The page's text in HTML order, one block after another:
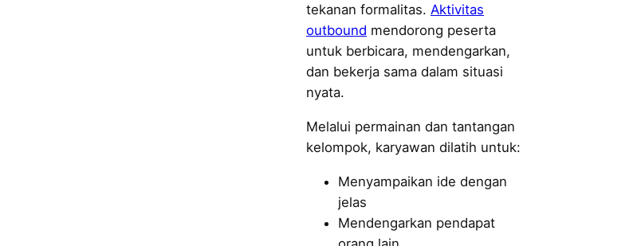
tekanan formalitas. Aktivitas
outbound mendorong peserta
untuk berbicara, mendengarkan,
dan bekerja sama dalam situasi
nyata.
Melalui permainan dan tantangan
kelompok, karyawan dilatih untuk:
Menyampaikan ide dengan
jelas
Mendengarkan pendapat